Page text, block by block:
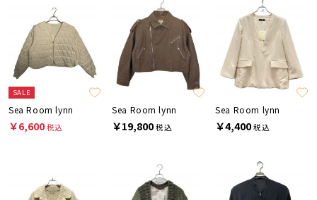
SALE
Sea Room lynn
￥6,600税込
Sea Room lynn
￥19,800税込
Sea Room lynn
￥4,400税込